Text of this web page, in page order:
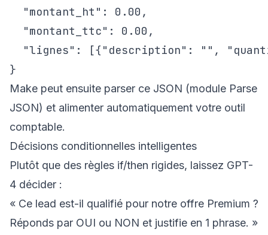
  "montant_ht": 0.00,
  "montant_ttc": 0.00,
"lignes": [{"description": "",
Make peut ensuite parser ce JSON (module Parse
JSON) et alimenter automatiquement votre outil
comptable.
Décisions conditionnelles intelligentes
Plutôt que des règles if/then rigides, laissez GPT-
4 décider :
« Ce lead est-il qualifié pour notre offre Premium ?
Réponds par OUI ou NON et justifie en 1 phrase. »